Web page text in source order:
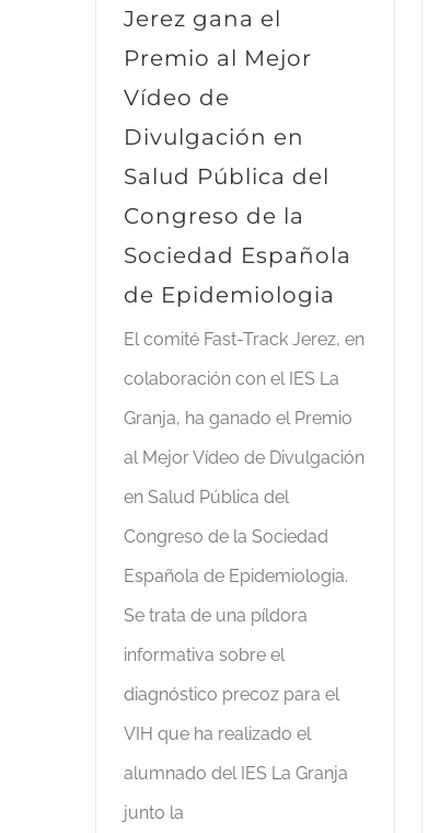
Jerez gana el
Premio al Mejor
Vídeo de
Divulgación en
Salud Pública del
Congreso de la
Sociedad Española
de Epidemiologia
El comité Fast-Track Jerez, en
colaboración con el IES La
Granja, ha ganado el Premio
al Mejor Vídeo de Divulgación
en Salud Pública del
Congreso de la Sociedad
Española de Epidemiologia.
Se trata de una píldora
informativa sobre el
diagnóstico precoz para el
VIH que ha realizado el
alumnado del IES La Granja
junto la